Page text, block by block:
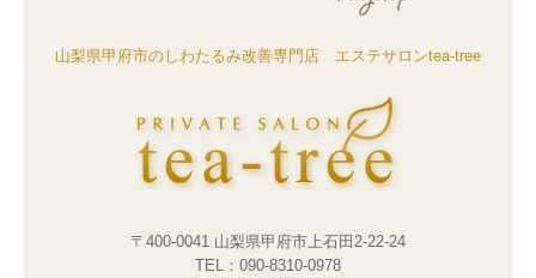
山梨県甲府市のしわたるみ改善専門店 エステサロンtea-tree
〒400-0041 山梨県甲府市上石田2-22-24
TEL： 090-8310-0978